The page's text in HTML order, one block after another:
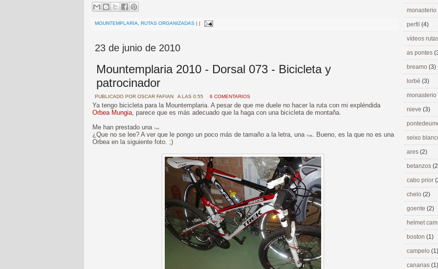
MOUNTEMPLARIA RUTAS ORGANIZADAS | |
23 de junio de 2010
Mountemplaria 2010 - Dorsal 073 - Bicicleta y
patrocinador
PUBLICADO POR OSCAR FAFIAN A LAS 0:55 6 COMENTARIOS
Ya tengo bicicleta para la Mountemplaria. A pesar de que me duele no hacer la ruta con mi expléndida
Orbea Mungia, parece que es más adecuado que la haga con una bicicleta de montaña.
Me han prestado una Trek.
¿Que no se lee? A ver que le pongo un poco más de tamaño a la letra, una Trek. Bueno, es la que no es una
Orbea en la siguiente foto. ;)
perfil (4)
vídeos
as pontes
breamo (3)
lorbé (3)
nieve (3)
seixo
ares (2)
betanzos
cabo prior
chelo (2)
goente (2)
helmet
boston (1)
campelo (1)
canarias (1)